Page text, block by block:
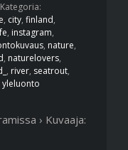
Kategoria:
, city, finland,
, instagram,
, nature,
, naturelovers,
, river, seatrout,
yleluonto
› Kuvaaja: